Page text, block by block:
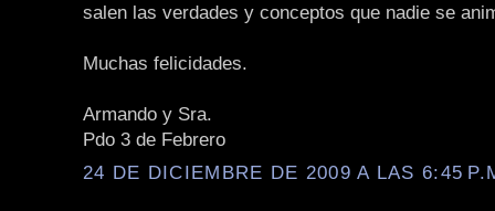
salen las verdades y conceptos que nadie se
Muchas felicidades.
Armando y Sra.
Pdo 3 de Febrero
24 DE DICIEMBRE DE 2009 A LAS 6:45